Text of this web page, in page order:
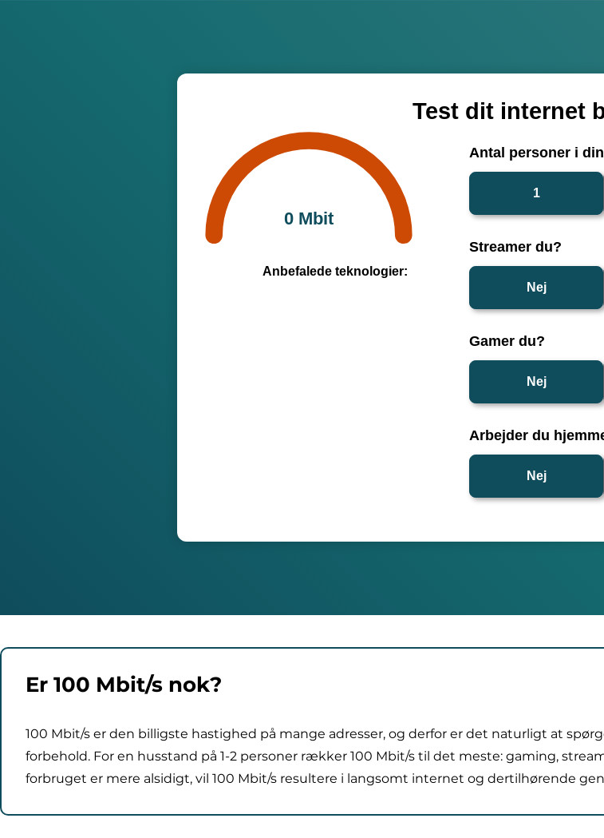
Test dit internet
0 Mbit
Anbefalede teknologier:
Antal personer i
1
Streamer du?
Nej
Gamer du?
Nej
Arbejder du
Nej
Er 100 Mbit/s nok?
100 Mbit/s er den billigste hastighed på mange adresser, og derfor er det naturligt at
forbehold. For en husstand på 1-2 personer rækker 100 Mbit/s til det meste: gaming,
forbruget er mere alsidigt, vil 100 Mbit/s resultere i langsomt internet og dertilhørende